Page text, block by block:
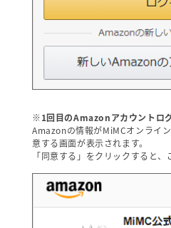
※1回目のAmazonアカウントロ
Amazonの情報がMiMCオンライ
意する画面が表示されます。
「同意する」をクリックすると、